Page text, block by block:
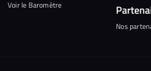
Voir le Baromètre
Nos